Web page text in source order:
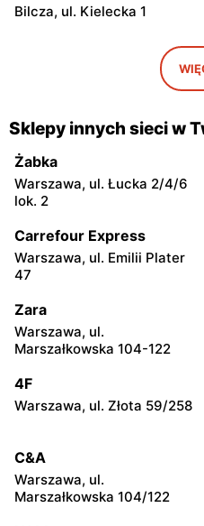
Bilcza, ul. Kielecka 1
Iwaniska, ul. Ujazdowska 5
Gorzyce, ul. Szkolna 44
moje sklepy
Jadachy, ul. Jadachy 111
Kazimierza Wielka, ul.
Kolejowa 15
Górki, ul. Górki 71
Iwierzyce, ul. Iwierzyce
152A
Hyżne, ul. Hyżne 100
moje sklepy
Sklepy innych sieci w
Żabka
Warszawa, ul. Łucka 2/4/6
lok. 2
Carrefour Express
Warszawa, ul. Emilii Plater
47
Zara
Warszawa, ul.
Marszałkowska 104-122
4F
Warszawa, ul. Złota 59/258
C&A
Warszawa, ul.
Marszałkowska 104/122